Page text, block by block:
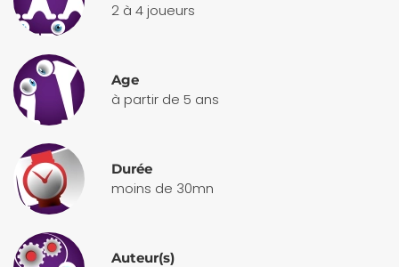
2 à 4 joueurs
Age
à partir de 5 ans
Durée
moins de 30mn
Auteur(s)